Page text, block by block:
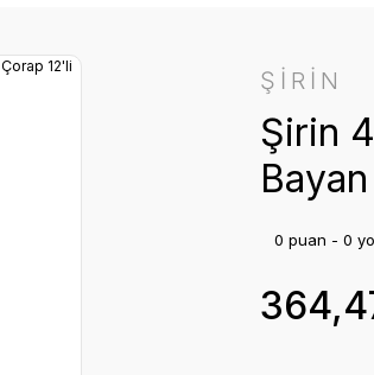
ŞİRİN
Şirin
0 puan - 0